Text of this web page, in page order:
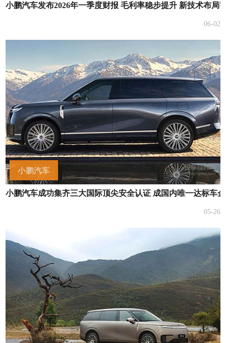
小鹏汽车发布2026年一季度财报 毛利率稳步提升 新技术布局
06-02
小鹏汽车
小鹏汽车成功集齐三大国际顶尖安全认证 成国内唯一达标车企
05-26